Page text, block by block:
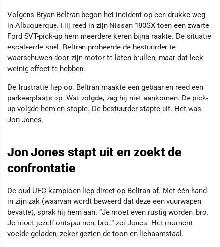
Volgens Bryan Beltran begon het incident op een drukke weg
in Albuquerque. Hij reed in zijn Nissan 180SX toen een zwarte
Ford SVT-pick-up hem meerdere keren bijna raakte. De situatie
escaleerde snel. Beltran probeerde de bestuurder te
waarschuwen door zijn motor te laten brullen, maar dat leek
weinig effect te hebben.
De frustratie liep op. Beltran maakte een gebaar en reed een
parkeerplaats op. Wat volgde, zag hij niet aankomen. De pick-
up volgde hem en stopte. De bestuurder stapte uit. Het was
Jon Jones.
Jon Jones stapt uit en zoekt de
confrontatie
De oud-UFC-kampioen liep direct op Beltran af. Met één hand
in zijn zak (waarvan wordt beweerd dat deze een vuurwapen
bevatte), sprak hij hem aan. “Je moet even rustig worden, bro.
Je moet jezelf ontspannen, bro.,” zei Jones. Het moment
voelde geladen, zeker gezien de toon en lichaamstaal.